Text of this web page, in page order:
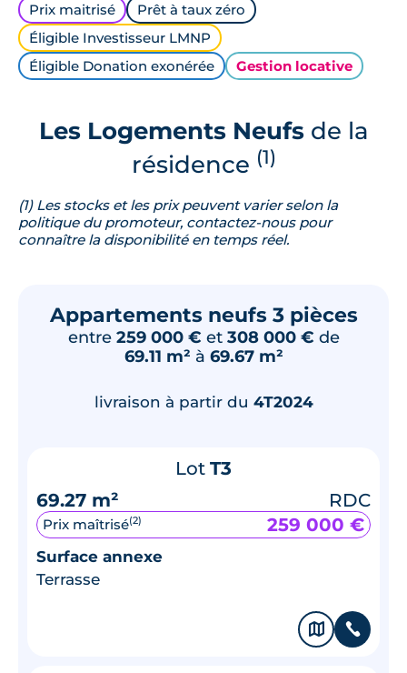
Prix maitrisé
Prêt à taux zéro
Éligible Investisseur LMNP
Éligible Donation exonérée
Gestion locative
Les Logements Neufsde la
résidence (1)
(1) Les stocks et les prix peuvent varier selon la
politique du promoteur, contactez-nous pour
connaître la disponibilité en temps réel.
Appartements neufs 3 pièces
entre 259 000 € et 308 000 € de
69.11 m² à 69.67 m²
livraison à partir du 4T2024
Lot T3
69.27 m²
RDC
Prix maîtrisé(2) 259 000 €
Surface annexe
Terrasse
🗞 📞